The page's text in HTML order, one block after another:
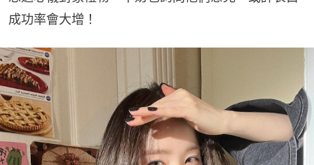
成功率會大增！